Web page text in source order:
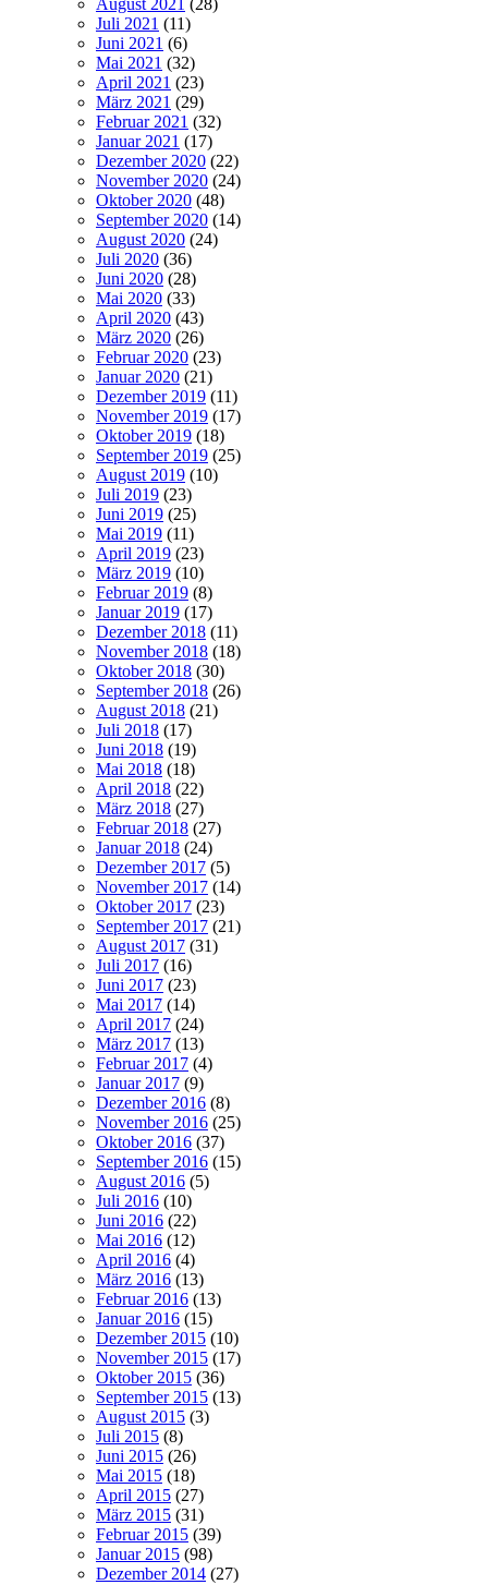
August 2021
(28)
Juli 2021 (11)
Juni 2021 (6)
Mai 2021 (32)
April 2021 (23)
März 2021 (29)
Februar 2021 (32)
Januar 2021 (17)
Dezember 2020 (22)
November 2020 (24)
Oktober 2020 (48)
September 2020 (14)
August 2020 (24)
Juli 2020 (36)
Juni 2020 (28)
Mai 2020 (33)
April 2020 (43)
März 2020 (26)
Februar 2020 (23)
Januar 2020 (21)
Dezember 2019 (11)
November 2019 (17)
Oktober 2019 (18)
September 2019 (25)
August 2019 (10)
Juli 2019 (23)
Juni 2019 (25)
Mai 2019 (11)
April 2019 (23)
März 2019 (10)
Februar 2019 (8)
Januar 2019 (17)
Dezember 2018 (11)
November 2018 (18)
Oktober 2018 (30)
September 2018 (26)
August 2018 (21)
Juli 2018 (17)
Juni 2018 (19)
Mai 2018 (18)
April 2018 (22)
März 2018 (27)
Februar 2018 (27)
Januar 2018 (24)
Dezember 2017 (5)
November 2017 (14)
Oktober 2017 (23)
September 2017 (21)
August 2017 (31)
Juli 2017 (16)
Juni 2017 (23)
Mai 2017 (14)
April 2017 (24)
März 2017 (13)
Februar 2017 (4)
Januar 2017 (9)
Dezember 2016 (8)
November 2016 (25)
Oktober 2016 (37)
September 2016 (15)
August 2016 (5)
Juli 2016 (10)
Juni 2016 (22)
Mai 2016 (12)
April 2016 (4)
März 2016 (13)
Februar 2016 (13)
Januar 2016 (15)
Dezember 2015 (10)
November 2015 (17)
Oktober 2015 (36)
September 2015 (13)
August 2015 (3)
Juli 2015 (8)
Juni 2015 (26)
Mai 2015 (18)
April 2015 (27)
März 2015 (31)
Februar 2015 (39)
Januar 2015 (98)
Dezember 2014 (27)